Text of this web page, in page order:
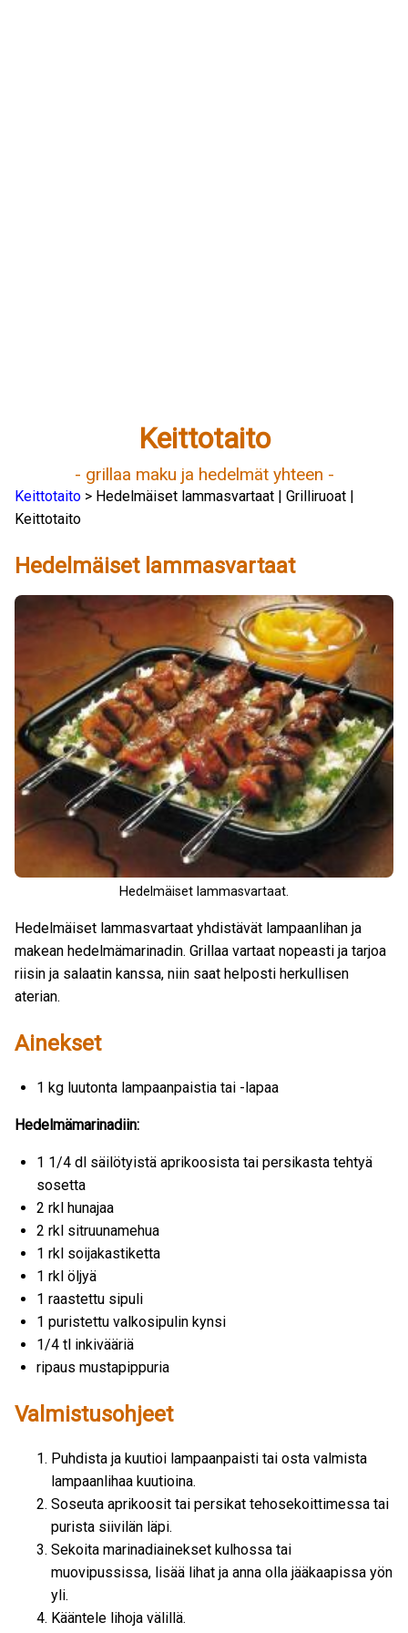
Keittotaito
- grillaa maku ja hedelmät yhteen -
Keittotaito > Hedelmäiset lammasvartaat | Grilliruoat |
Keittotaito
Hedelmäiset lammasvartaat
Hedelmäiset lammasvartaat.
Hedelmäiset lammasvartaat yhdistävät lampaanlihan ja
makean hedelmämarinadin. Grillaa vartaat nopeasti ja tarjoa
riisin ja salaatin kanssa, niin saat helposti herkullisen
aterian.
Ainekset
1 kg luutonta lampaanpaistia tai -lapaa
Hedelmämarinadiin:
1 1/4 dl säilötyistä aprikoosista tai persikasta tehtyä
sosetta
2 rkl hunajaa
2 rkl sitruunamehua
1 rkl soijakastiketta
1 rkl öljyä
1 raastettu sipuli
1 puristettu valkosipulin kynsi
1/4 tl inkivääriä
ripaus mustapippuria
Valmistusohjeet
Puhdista ja kuutioi lampaanpaisti tai osta valmista
lampaanlihaa kuutioina.
Soseuta aprikoosit tai persikat tehosekoittimessa tai
purista siivilän läpi.
Sekoita marinadiainekset kulhossa tai
muovipussissa, lisää lihat ja anna olla jääkaapissa yön
yli.
Kääntele lihoja välillä.